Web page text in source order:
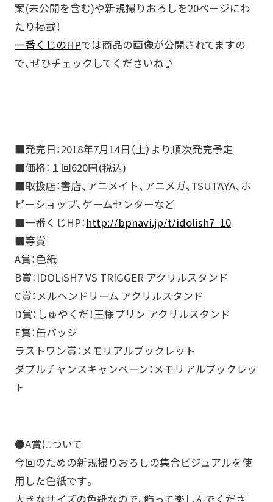
案(未公開を含む)や新規撮りおろしを20ページにわ
たり掲載！
一番くじのHPでは商品の画像が公開されてますの
で、ぜひチェックしてくださいね♪
■発売日：2018年7月14日（土）より順次発売予定
■価格：１回620円(税込)
■取扱店：書店、アニメイト、アニメガ、TSUTAYA、ホ
ビーショップ、ゲームセンターなど
■一番くじHP： http://bpnavi.jp/t/idolish7_10
■等賞
A賞：色紙
B賞：IDOLiSH7 VS TRIGGER アクリルスタンド
C賞：メルヘンドリーム アクリルスタンド
D賞：しゅやくだ！王様プリン アクリルスタンド
E賞：缶バッジ
ラストワン賞：メモリアルブックレット
ダブルチャンスキャンペーン：メモリアルブックレッ
ト
●A賞について
今回のための新規撮りおろしの集合ビジュアルを使
用した色紙です。
大きなサイズの色紙なので、飾って楽しんでくださ